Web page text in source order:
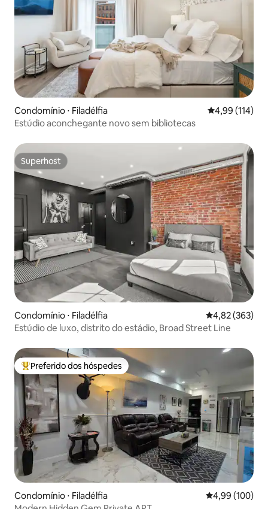
Condomínio ⋅ Filadélfia 4,99 de uma
4,99 (114)
Estúdio aconchegante novo sem bibliotecas
Superhost
Superhost
Condomínio ⋅ Filadélfia 4,82 de uma
4,82 (363)
Estúdio de luxo, distrito do estádio, Broad Street Line
Entre os melhores preferidos dos hóspedes
Preferido dos hóspedes
Condomínio ⋅ Filadélfia 4,99 de uma
4,99 (100)